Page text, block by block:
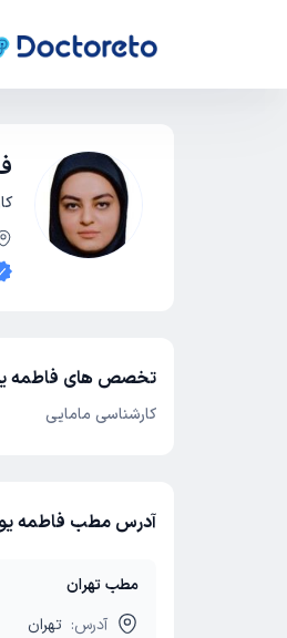
تخصص های فاطمه
کارشناسی مامایی
آدرس مطب فاطمه
مطب تهران
آدرس: تهران